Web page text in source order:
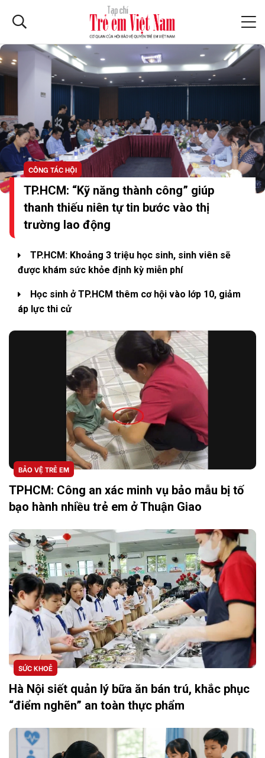
CÔNG TÁC HỘI
TP.HCM: “Kỹ năng thành công” giúp
thanh thiếu niên tự tin bước vào thị
trường lao động
TP.HCM: Khoảng 3 triệu học sinh, sinh viên sẽ
được khám sức khỏe định kỳ miễn phí
Học sinh ở TP.HCM thêm cơ hội vào lớp 10, giảm
áp lực thi cử
BẢO VỆ TRẺ EM
TPHCM: Công an xác minh vụ bảo mẫu bị tố
bạo hành nhiều trẻ em ở Thuận Giao
SỨC KHOẺ
Hà Nội siết quản lý bữa ăn bán trú, khắc phục
“điểm nghẽn” an toàn thực phẩm